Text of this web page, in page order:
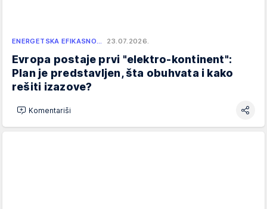
ENERGETSKA EFIKASNO… 23.07.2026.
Evropa postaje prvi "elektro-kontinent":
Plan je predstavljen, šta obuhvata i kako
rešiti izazove?
Komentariši